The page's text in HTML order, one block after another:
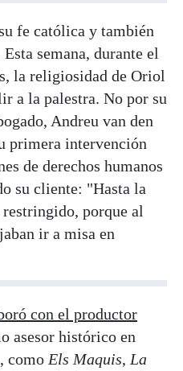
fe católica y también
semana, durante el
la religiosidad de Oriol
a la palestra. No por su
Andreu van den
primera intervención
de derechos humanos
su cliente: "Hasta la
porque al
ir a misa en
con el productor
asesor histórico en
como Els Maquis, La